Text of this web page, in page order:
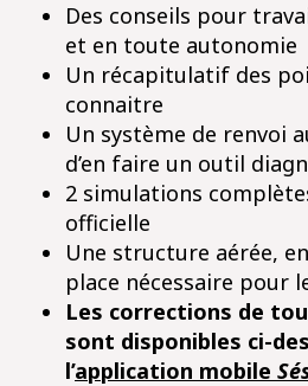
Des conseils pour
et en toute autonomie
Un récapitulatif des
connaitre
Un système de renvoi
d’en faire un outil
2 simulations
officielle
Une structure aérée,
place nécessaire pour
Les corrections de
sont disponibles ci-
l’application mobile